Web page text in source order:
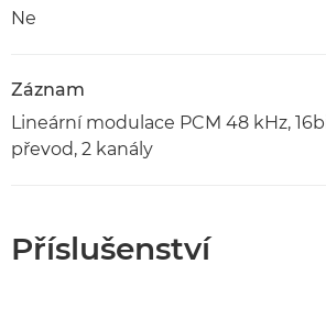
Ne
Záznam
Lineární modulace PCM 48 kHz,
převod, 2 kanály
Příslušenství